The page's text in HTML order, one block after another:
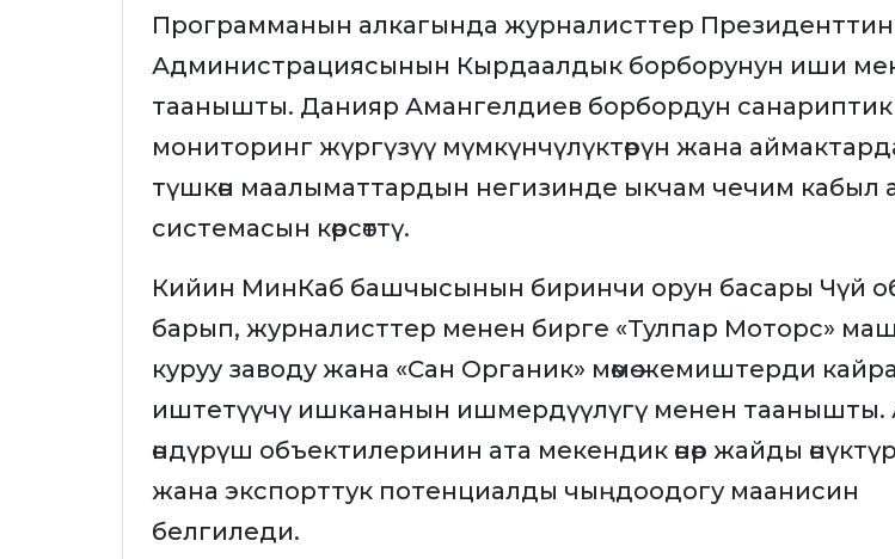
Программанын алкагында журналисттер Президенттин
Администрациясынын Кырдаалдык борборунун иши
таанышты. Данияр Амангелдиев борбордун санариптик
мониторинг жүргүзүү мүмкүнчүлүктөрүн жана
түшкөн маалыматтардын негизинде ыкчам чечим кабыл
системасын көрсөттү.
Кийин МинКаб башчысынын биринчи орун басары Чүй
барып, журналисттер менен бирге «Тулпар Моторс»
куруу заводу жана «Сан Органик» мөмө-жемиштерди кайра
иштетүүчү ишкананын ишмердүүлүгү менен таанышты.
өндүрүш объектилеринин ата мекендик өнөр жайды
жана экспорттук потенциалды чыңдоодогу маанисин
белгиледи.